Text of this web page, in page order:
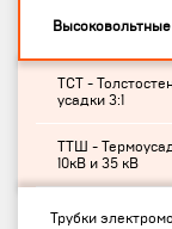
ТСТ -
усадки 3:1
ТТШ -
10кВ и 35 кВ
Трубки